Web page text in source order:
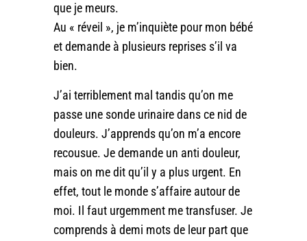
que je meurs.
Au « réveil », je m’inquiète pour mon bébé
et demande à plusieurs reprises s’il va
bien.
J’ai terriblement mal tandis qu’on me
passe une sonde urinaire dans ce nid de
douleurs. J’apprends qu’on m’a encore
recousue. Je demande un anti douleur,
mais on me dit qu’il y a plus urgent. En
effet, tout le monde s’affaire autour de
moi. Il faut urgemment me transfuser. Je
comprends à demi mots de leur part que